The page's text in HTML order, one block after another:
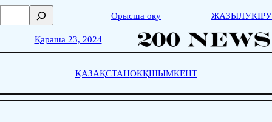
Skip
о
с
Орысша оқу ЖАЗЫЛУКІРУ
Қараша 23, 2024
ҚАЗАҚСТАНӨКҚШЫМКЕНТ